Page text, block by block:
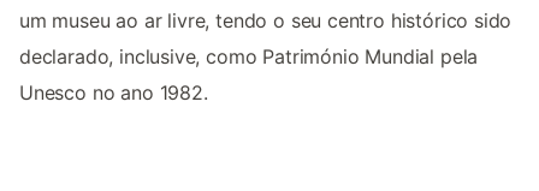
um museu ao ar livre, tendo o seu centro histórico sido
declarado, inclusive, como Património Mundial pela
Unesco no ano 1982.